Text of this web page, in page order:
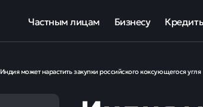
Частным лицам
Рефинансирование кредитов
Ипотека
Бизнесу
Оборотный кредит
Индия может нарастить закупки российского коксующегося угля